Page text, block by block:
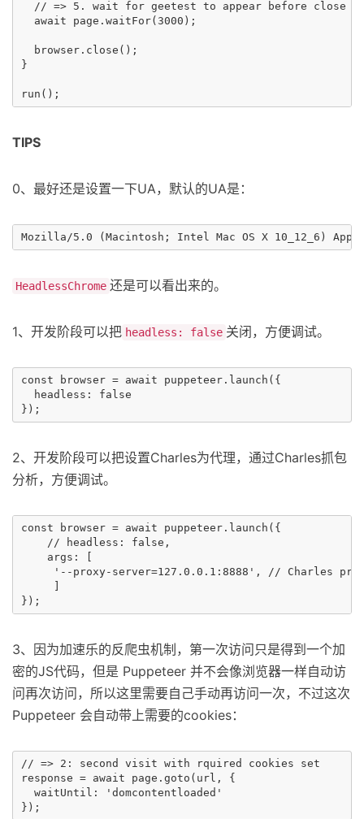
// => 5. wait for geetest to appear before close
  await page.waitFor(3000);
  browser.close();
}
TIPS
0、最好还是设置一下UA，默认的UA是：
HeadlessChrome 还是可以看出来的。
1、开发阶段可以把 headless: false 关闭，方便调试。
const browser = await puppeteer.launch({
  headless: false
2、开发阶段可以把设置Charles为代理，通过Charles抓包
分析，方便调试。
const browser = await puppeteer.launch({
    // headless: false,
    args: [
'--proxy-server=127.0.0.1:8888', // Charles
     ]
3、因为加速乐的反爬虫机制，第一次访问只是得到一个加
密的JS代码，但是 Puppeteer 并不会像浏览器一样自动访
问再次访问，所以这里需要自己手动再访问一次，不过这次
Puppeteer 会自动带上需要的cookies：
// => 2: second visit with rquired cookies set
response = await page.goto(url, {
  waitUntil: 'domcontentloaded'